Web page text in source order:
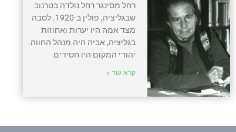
רחל מסינגר רחל נולדה בטרנוב
שבגליציה, פולין ב-1920. לסבה
מצד אמה היו יערות ואחוזות
בגליציה, אביה היה מנהל החווה.
יהודי המקום היו חסידים
קרא עוד »